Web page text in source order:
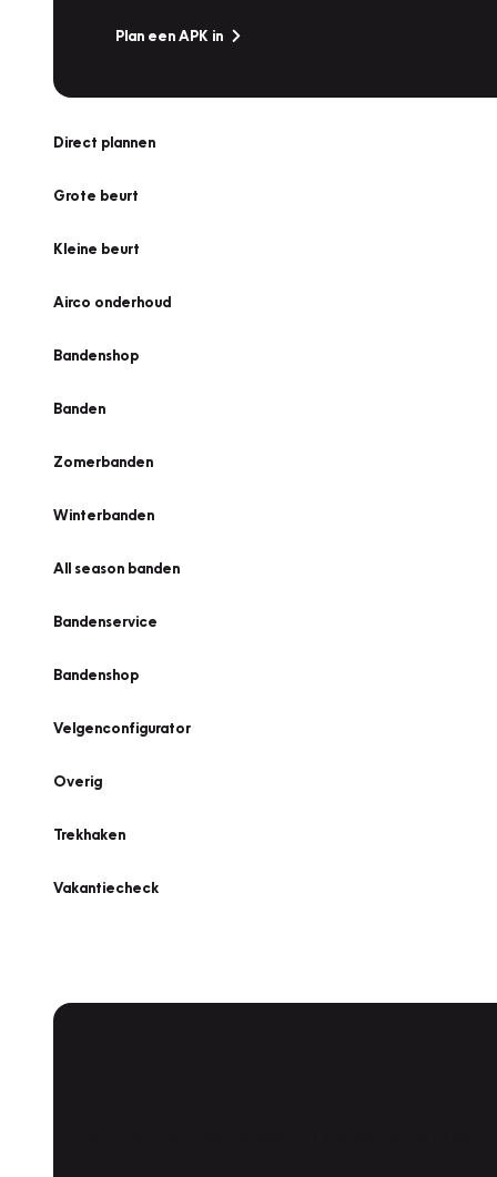
Plan een APK in
Direct plannen
Grote beurt
Kleine beurt
Airco onderhoud
Bandenshop
Banden
Zomerbanden
Winterbanden
All season banden
Bandenservice
Bandenshop
Velgenconfigurator
Overig
Trekhaken
Vakantiecheck